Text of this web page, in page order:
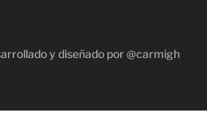
y diseñado por @carmigh